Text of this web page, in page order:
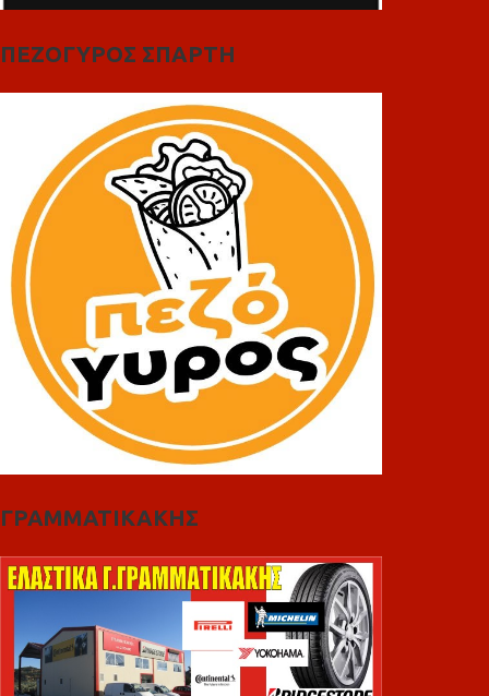
ΠΕΖΟΓΥΡΟΣ ΣΠΑΡΤΗ
ΓΡΑΜΜΑΤΙΚΑΚΗΣ